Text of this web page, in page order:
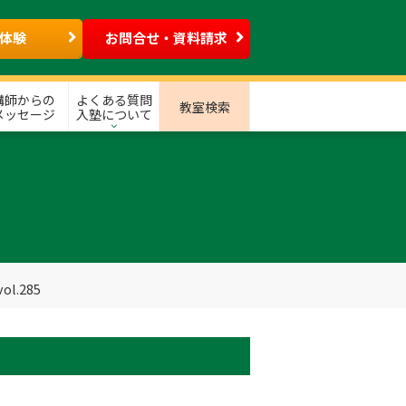
験 お問合せ・資料請求
師からの
ッセージ
よくある質問
入塾について
教室検索